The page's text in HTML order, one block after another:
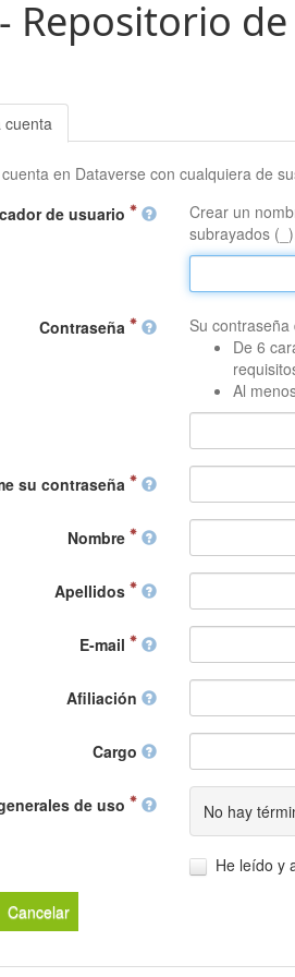
Repositorio
cuenta
en Dataverse con cualquiera de
de usuario
Crear un
subrayados
Contraseña
Su
De 6
Al
su contraseña
Nombre
Apellidos
E-mail
Afiliación
Cargo
de uso No hay
He leído y
Cancelar